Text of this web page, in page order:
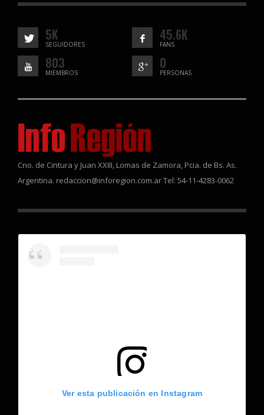
5K
SEGUIDORES
45.6K
FANS
803
MIEMBROS
0
PERSONAS
Cno. de Cintura y Juan XXIII, Lomas de Zamora, Pcia. de Bs. As.
Argentina. redaccion@inforegion.com.ar Tel: 54-11-4283-0062
Ver esta publicación en Instagram